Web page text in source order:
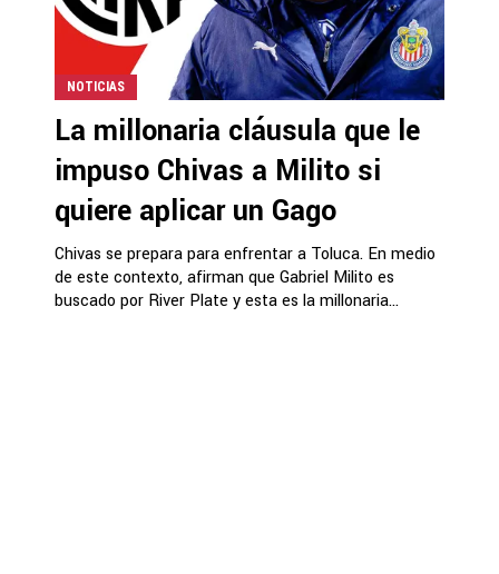
NOTICIAS
La millonaria cláusula que le
impuso Chivas a Milito si
quiere aplicar un Gago
Chivas se prepara para enfrentar a Toluca. En medio
de este contexto, afirman que Gabriel Milito es
buscado por River Plate y esta es la millonaria...